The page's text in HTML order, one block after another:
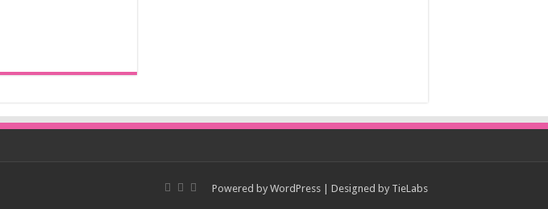
Powered by WordPress| Designed by TieLabs